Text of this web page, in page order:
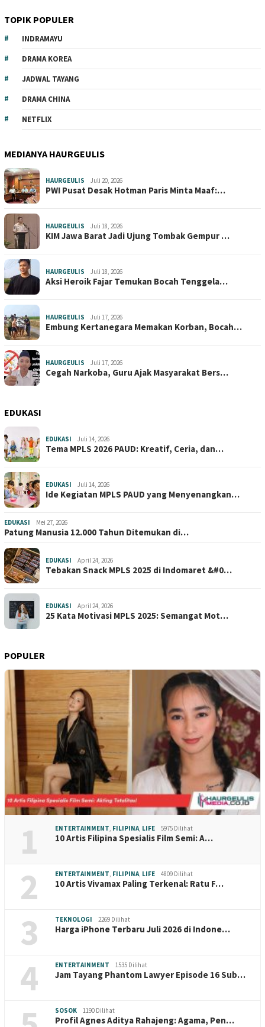
TOPIK POPULER
INDRAMAYU
DRAMA KOREA
JADWAL TAYANG
DRAMA CHINA
NETFLIX
MEDIANYA HAURGEULIS
HAURGEULIS Juli 20, 2026
PWI Pusat Desak Hotman Paris Minta Maaf:…
HAURGEULIS Juli 18, 2026
KIM Jawa Barat Jadi Ujung Tombak Gempur …
HAURGEULIS Juli 18, 2026
Aksi Heroik Fajar Temukan Bocah Tenggela…
HAURGEULIS Juli 17, 2026
Embung Kertanegara Memakan Korban, Bocah…
HAURGEULIS Juli 17, 2026
Cegah Narkoba, Guru Ajak Masyarakat Bers…
EDUKASI
EDUKASI Juli 14, 2026
Tema MPLS 2026 PAUD: Kreatif, Ceria, dan…
EDUKASI Juli 14, 2026
Ide Kegiatan MPLS PAUD yang Menyenangkan…
EDUKASI Mei 27, 2026
Patung Manusia 12.000 Tahun Ditemukan di…
EDUKASI April 24, 2026
Tebakan Snack MPLS 2025 di Indomaret &#0…
EDUKASI April 24, 2026
25 Kata Motivasi MPLS 2025: Semangat Mot…
POPULER
1 ENTERTAINMENT FILIPINA LIFE 5975 Dilihat
10 Artis Filipina Spesialis Film Semi: A…
2 ENTERTAINMENT FILIPINA LIFE 4809 Dilihat
10 Artis Vivamax Paling Terkenal: Ratu F…
3 TEKNOLOGI 2269 Dilihat
Harga iPhone Terbaru Juli 2026 di Indone…
4 ENTERTAINMENT 1535 Dilihat
Jam Tayang Phantom Lawyer Episode 16 Sub…
SOSOK 1190 Dilihat
Profil Agnes Aditya Rahajeng: Agama, Pen…